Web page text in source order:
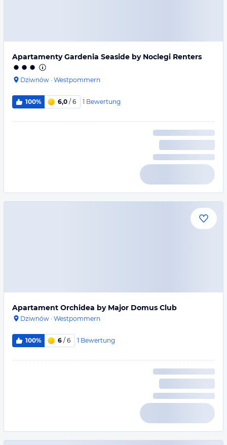
Apartamenty Gardenia Seaside by Noclegi Renters
Dziwnów · Westpommern
100% 6,0 / 6 1 Bewertung
Apartament Orchidea by Major Domus Club
Dziwnów · Westpommern
100% 6 / 6 1 Bewertung